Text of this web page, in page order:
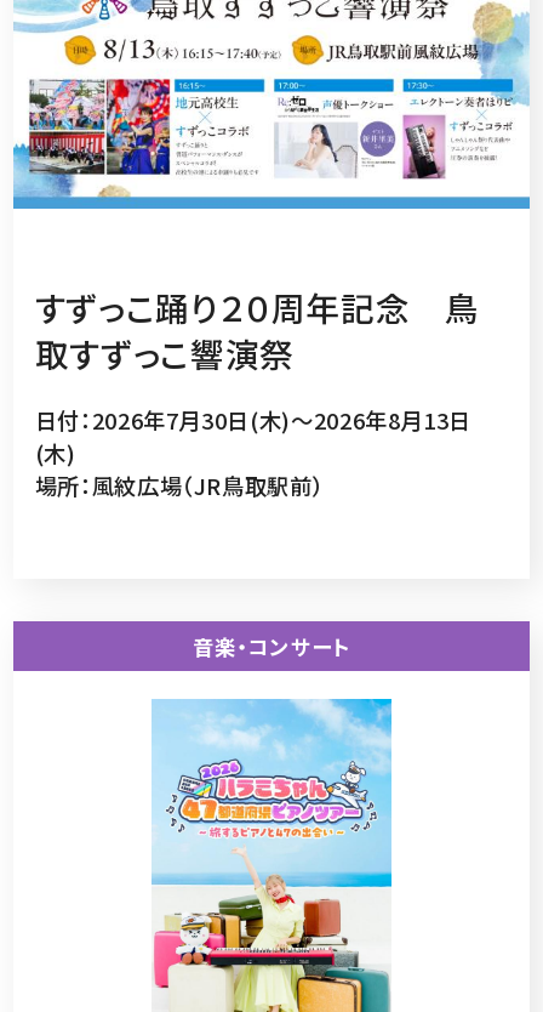
すずっこ踊り２０周年記念 鳥
取すずっこ響演祭
日付：2026年7月30日(木)～2026年8月13日
(木)
場所：風紋広場（JR鳥取駅前）
音楽・コンサート